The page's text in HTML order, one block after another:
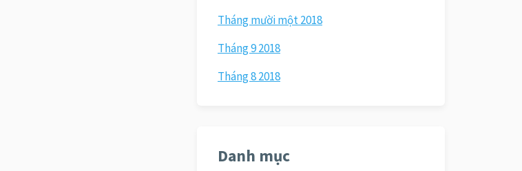
Tháng mười một 2018
Tháng 9 2018
Tháng 8 2018
Danh mục